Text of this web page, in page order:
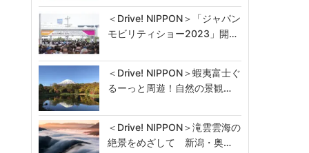
＜Drive! NIPPON＞「ジャパン
モビリティショー2023」開…
＜Drive! NIPPON＞蝦夷富士ぐ
るーっと周遊！自然の景観…
＜Drive! NIPPON＞滝雲雲海の
絶景をめざして 新潟・奥…